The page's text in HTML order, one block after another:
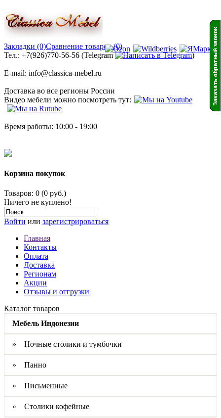
Закладки (0)Сравнение товаров (0)
Тел.: +7(926)770-56-56 (Telegram
)
E-mail: info@classica-mebel.ru
Доставка во все регионы России
Видео мебели можно посмотреть тут:
Время работы: 10:00 - 19:00
Корзина покупок
Товаров: 0 (0 руб.)
Ничего не куплено!
Войти или зарегистрироваться
Главная
Контакты
Оплата
Доставка
Регионам
Акции
Отзывы и отгрузки
Каталог товаров
Мебель Индонезии
» Ночные столики и тумбочки
» Панно
» Письменные
» Столики кофейные